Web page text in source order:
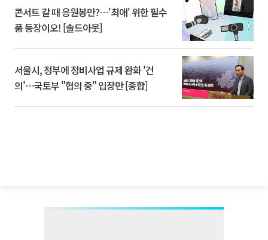
콘서트 갈 때 응원봉만?⋯'최애' 위한 필수
품 등장이오! [솔드아웃]
서울시, 정부에 정비사업 규제 완화 '건
의'⋯국토부 "협의 중" 입장만 [종합]